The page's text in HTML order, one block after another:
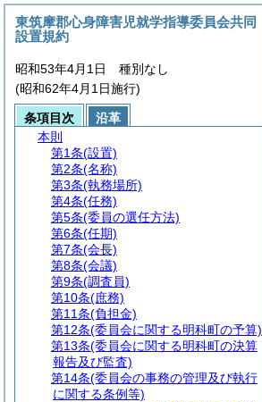
東筑摩郡心身障害児就学指導委員会共同
設置規約
昭和53年4月1日 種別なし
(昭和62年4月1日施行)
条項目次
沿革
本則
第1条(設置)
第2条(名称)
第3条(執務場所)
第4条(任務)
第5条(委員の選任方法)
第6条(任期)
第7条(会長)
第8条(会議)
第9条(調査員)
第10条(庶務)
第11条(負担金)
第12条(委員会に関する明科町の予算)
第13条(委員会に関する明科町の決算
報告及び監査)
第14条(委員会の事務の管理及び執行
に関する条例等)